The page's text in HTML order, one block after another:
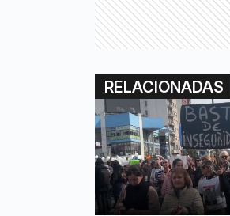
RELACIONADAS